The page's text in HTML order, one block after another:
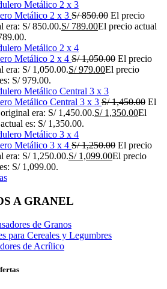
Metálico 2 x 3 S/850.00 El precio
era: S/ 850.00.S/789.00El precio actual
Metálico 2 x 4 S/1,050.00 El precio
era: S/ 1,050.00.S/979.00El precio
S/ 979.00.
Metálico Central 3 x 3 S/1,450.00 El
era: S/ 1,450.00.S/1,350.00El
es: S/ 1,350.00.
Metálico 3 x 4 S/1,250.00 El precio
era: S/ 1,250.00.S/1,099.00El precio
S/ 1,099.00.
A GRANEL
de Granos
para Cereales y Legumbres
de Acrílico